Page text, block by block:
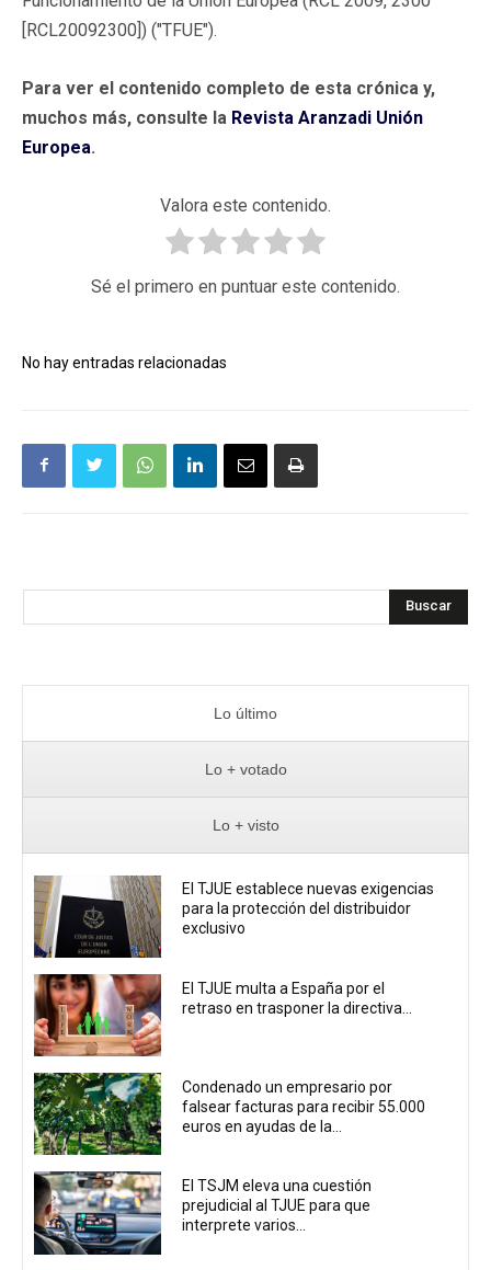
[RCL20092300]) ("TFUE").
Para ver el contenido completo de esta crónica y,
muchos más, consulte la Revista Aranzadi Unión
Europea.
Valora este contenido.
Sé el primero en puntuar este contenido.
No hay entradas relacionadas
Buscar
Lo último
Lo + votado
Lo + visto
El TJUE establece nuevas exigencias
para la protección del distribuidor
exclusivo
El TJUE multa a España por el
retraso en trasponer la directiva...
Condenado un empresario por
falsear facturas para recibir 55.000
euros en ayudas de la...
El TSJM eleva una cuestión
prejudicial al TJUE para que
interprete varios...